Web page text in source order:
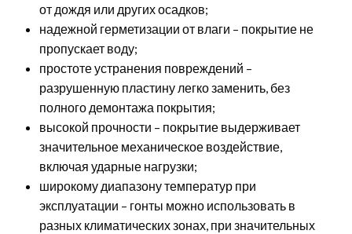
от дождя или других осадков;
надежной герметизации от влаги – покрытие не
пропускает воду;
простоте устранения повреждений –
разрушенную пластину легко заменить, без
полного демонтажа покрытия;
высокой прочности – покрытие выдерживает
значительное механическое воздействие,
включая ударные нагрузки;
широкому диапазону температур при
эксплуатации – гонты можно использовать в
разных климатических зонах, при значительных